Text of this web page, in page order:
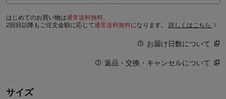
はじめてのお買い物は通常送料無料。
2回目以降もご注文金額に応じて通常送料無料になります。 詳しくはこちら
お届け日数について
返品・交換・キャンセルについて
サイズ